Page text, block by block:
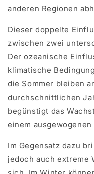
anderen Regionen
Dieser doppelte
zwischen zwei
Der ozeanische
klimatische
die Sommer bleiben
durchschnittlichen
begünstigt das
einem
Im Gegensatz dazu
jedoch auch extreme